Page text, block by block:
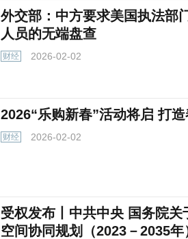
外交部：中方要求美国执法部
人员的无端盘查
财经 2026-02-02
2026“乐购新春”活动将启 打
财经 2026-02-02
受权发布丨中共中央 国务院
空间协同规划（2023－2035